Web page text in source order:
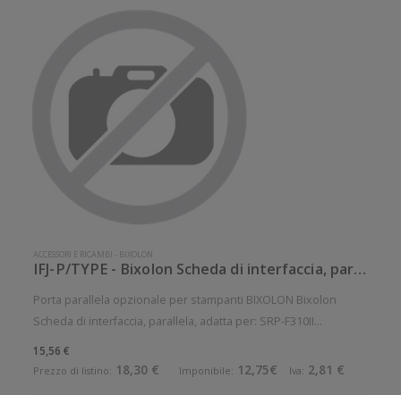
ACCESSORI E RICAMBI - BIXOLON
IFJ-P/TYPE - Bixolon Scheda di interfaccia, parallela
Porta parallela opzionale per stampanti BIXOLON Bixolon
Scheda di interfaccia, parallela, adatta per: SRP-F310II
15,56 €
Prezzo di listino: 18,30 € Imponibile: 12,75€ Iva: 2,81 €